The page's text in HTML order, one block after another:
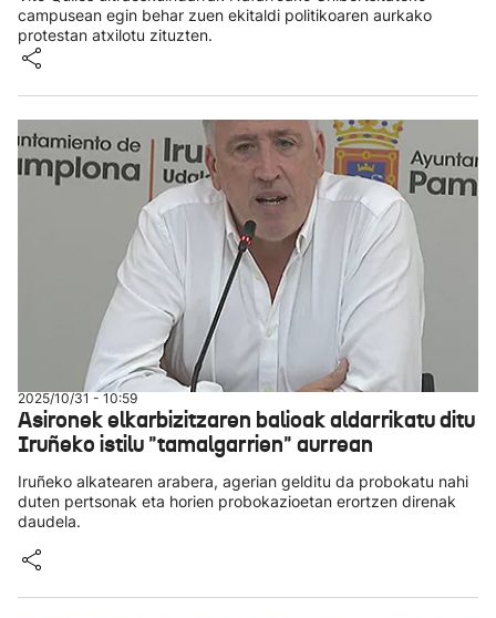
campusean egin behar zuen ekitaldi politikoaren aurkako
protestan atxilotu zituzten.
2025/10/31 - 10:59
Asironek elkarbizitzaren balioak aldarrikatu ditu
Iruñeko istilu "tamalgarrien" aurrean
Iruñeko alkatearen arabera, agerian gelditu da probokatu nahi
duten pertsonak eta horien probokazioetan erortzen direnak
daudela.